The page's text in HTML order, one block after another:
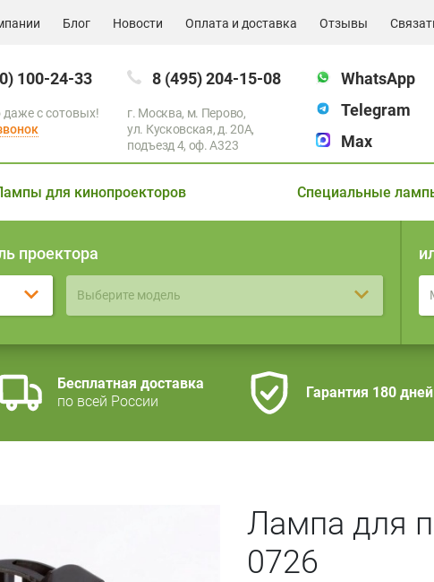
Блог Новости Оплата и доставка Отзывы
100-24-33
даже с сотовых!
8 (495) 204-15-08
г. Москва, м. Перово,
ул. Кусковская, д. 20А,
подъезд 4, оф. A323
WhatsApp
Telegram
Max
для кинопроекторов Специальные
проектора
Выберите модель
Бесплатная доставка
по всей России
Гарантия 180 дней
Лампа для
0726